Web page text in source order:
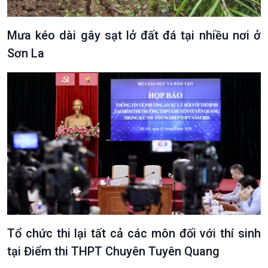
Mưa kéo dài gây sạt lở đất đá tại nhiều nơi ở
Sơn La
Tổ chức thi lại tất cả các môn đối với thí sinh
tại Điểm thi THPT Chuyên Tuyên Quang